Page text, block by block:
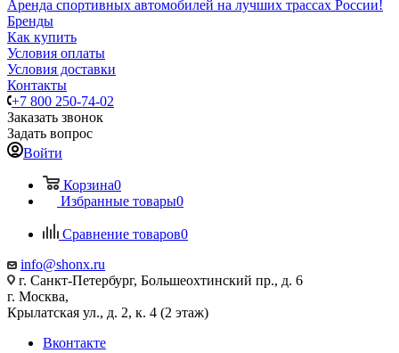
Аренда спортивных автомобилей на лучших трассах России!
Бренды
Как купить
Условия оплаты
Условия доставки
Контакты
+7 800 250-74-02
Заказать звонок
Задать вопрос
Войти
Корзина0
Избранные товары0
Сравнение товаров0
info@shonx.ru
г. Санкт-Петербург, Большеохтинский пр., д. 6
г. Москва,
Крылатская ул., д. 2, к. 4 (2 этаж)
Вконтакте